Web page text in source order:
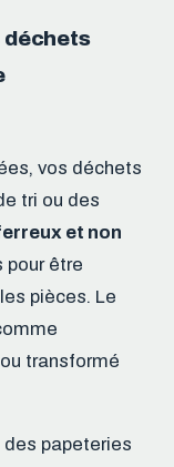
déchets
vos déchets
tri ou des
et non
pour être
pièces. Le
transformé
papeteries